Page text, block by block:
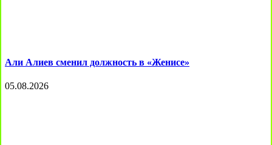
Али Алиев сменил должность в «Женисе»
05.08.2026